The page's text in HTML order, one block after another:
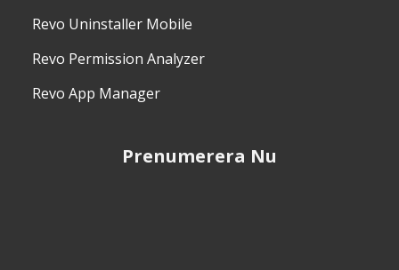
Revo Uninstaller Mobile
Revo Permission Analyzer
Revo App Manager
Prenumerera Nu